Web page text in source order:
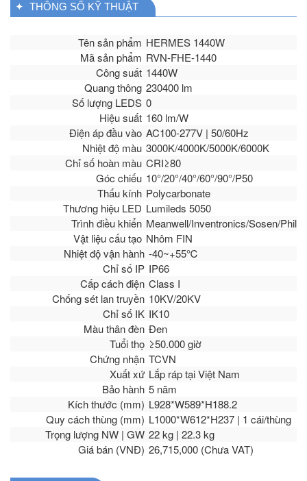
✦ THÔNG SỐ KỸ THUẬT
Tên sản phẩm HERMES 1440W
Mã sản phẩm RVN-FHE-1440
Công suất 1440W
Quang thông 230400 lm
Số lượng LEDS 0
Hiệu suất 160 lm/W
Điện áp đầu vào AC100-277V | 50/60Hz
Nhiệt độ màu 3000K/4000K/5000K/6000K
Chỉ số hoàn màu CRI≥80
Góc chiếu 10°/20°/40°/60°/90°/P50
Thấu kính Polycarbonate
Thương hiệu LED Lumileds 5050
Trình điều khiển Meanwell/Inventronics/Sosen/
Vật liệu cấu tạo Nhôm FIN
Nhiệt độ vận hành -40~+55℃
Chỉ số IP IP66
Cấp cách điện Class I
Chống sét lan truyền 10KV/20KV
Chỉ số IK IK10
Màu thân đèn Đen
Tuổi thọ ≥50.000 giờ
Chứng nhận TCVN
Xuất xứ Lắp ráp tại Việt Nam
Bảo hành 5 năm
Kích thước (mm) L928*W589*H188.2
Quy cách thùng (mm) L1000*W612*H237 | 1 cái/thùng
Trọng lượng NW | GW 22 kg | 22.3 kg
Giá bán (VNĐ) 26,715,000 (Chưa VAT)